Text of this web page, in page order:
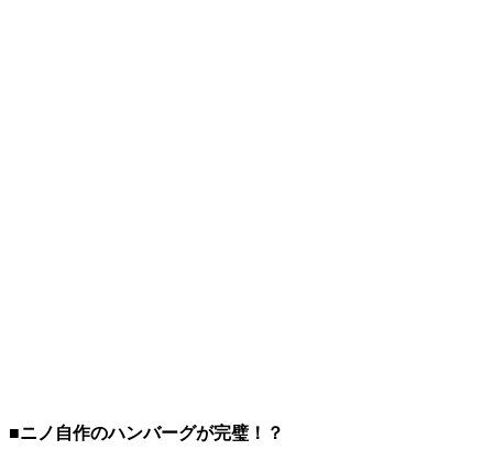
■ニノ自作のハンバーグが完璧！？